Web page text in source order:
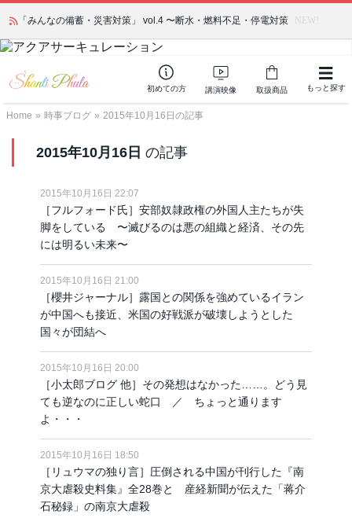
「みんなの備蓄・災害対策」 vol.4 〜断水・燃料不足・停電対策 NEW!
初めての方 講演映像 取扱商品 もっと探す
Home » 時事ブログ » 2015年10月16日の記事
2015年10月16日 の記事
2015年10月16日 22:07
［フルフォード氏］安部奴隷政権の外国人主たちが失
脚をしている 〜滅びるのは悪の組織と経済、その先
には明るい未来〜
2015年10月16日 21:00
［櫻井ジャーナル］露国との関係を強めているイラン
が中国へも接近、米国の好戦派が破壊しようとした
国々が団結へ
2015年10月16日 20:00
［小太郎ブログ 他］その発想はなかった……。どう見
ても逆なのに正しい蛇口 ／ ちょっと通ります
よ・・・
2015年10月16日 18:50
［リュウマの独り言］圧倒される中国が刊行した『南
京大虐殺史料集』全28巻と 産経新聞が伝えた「蒋介
石秘録」の南京大虐殺